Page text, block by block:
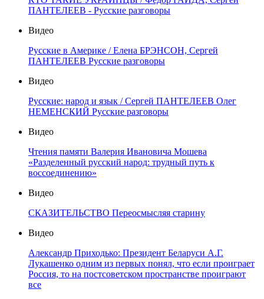
ПАНТЕЛЕЕВ - Русские разговоры
Видео
Русские в Америке / Елена БРЭНСОН, Сергей
ПАНТЕЛЕЕВ Русские разговоры
Видео
Русские: народ и язык / Сергей ПАНТЕЛЕЕВ Олег
НЕМЕНСКИЙ Русские разговоры
Видео
Чтения памяти Валерия Ивановича Мошева
«Разделенный русский народ: трудный путь к
воссоединению»
Видео
СКАЗИТЕЛЬСТВО Переосмысляя старину
Видео
Александр Приходько: Президент Беларуси А.Г.
Лукашенко одним из первых понял, что если проиграет
Россия, то на постсоветском пространстве проиграют
все